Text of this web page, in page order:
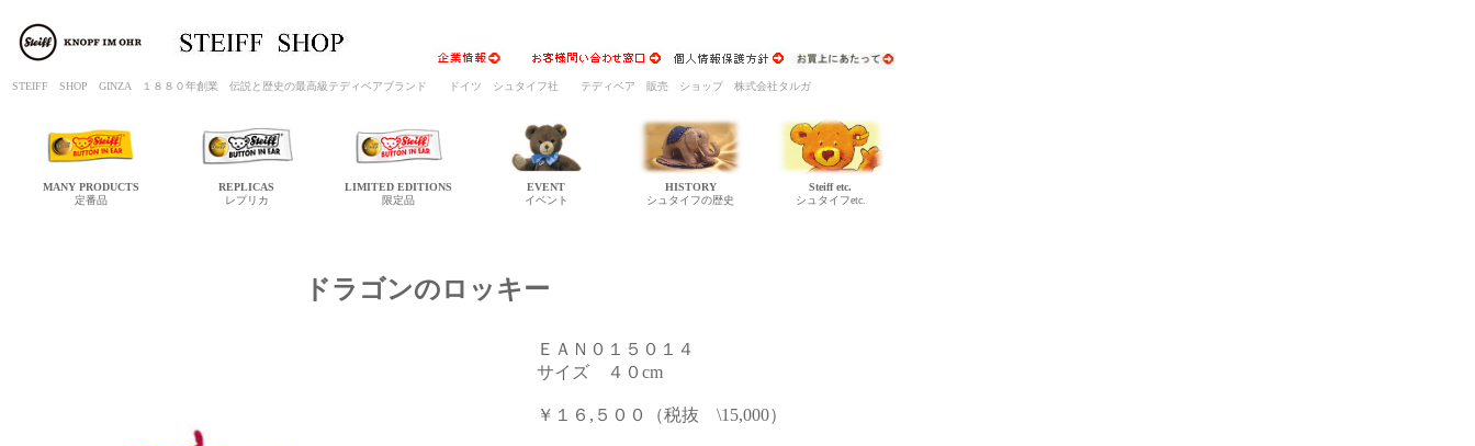
STEIFF SHOP GINZA １８８０年創業 伝説と歴史の最高級テディベアブランド ドイツ シュタイフ社 テディベア 販売 ショップ 株式会社タルガ
MANY PRODUCTS
定番品
REPLICAS
レプリカ
LIMITED EDITIONS
限定品
EVENT
イベント
HISTORY
シュタイフの歴史
Steiff etc.
シュタイフetc.
ドラゴンのロッキー
ＥＡＮ０１５０１４
サイズ ４０cm
￥１６,５００（税抜 \15,000）